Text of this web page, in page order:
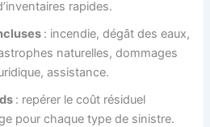
rapides.
: incendie, dégât des eaux,
naturelles, dommages
assistance.
: repérer le coût résiduel
pour chaque type de sinistre.